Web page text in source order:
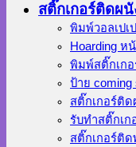
สติ๊กเกอร์ติดผนั
พิมพ์วอลเปเ
Hoarding ห
พิมพ์สติ๊กเก
ป้าย coming
สติ๊กเกอร์ติ
รับทำสติ๊กเ
สติ๊กเกอร์ติ